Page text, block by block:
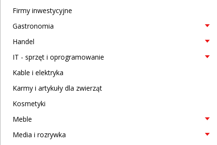
Firmy inwestycyjne
Gastronomia
Handel
IT - sprzęt i oprogramowanie
Kable i elektryka
Karmy i artykuły dla zwierząt
Kosmetyki
Meble
Media i rozrywka